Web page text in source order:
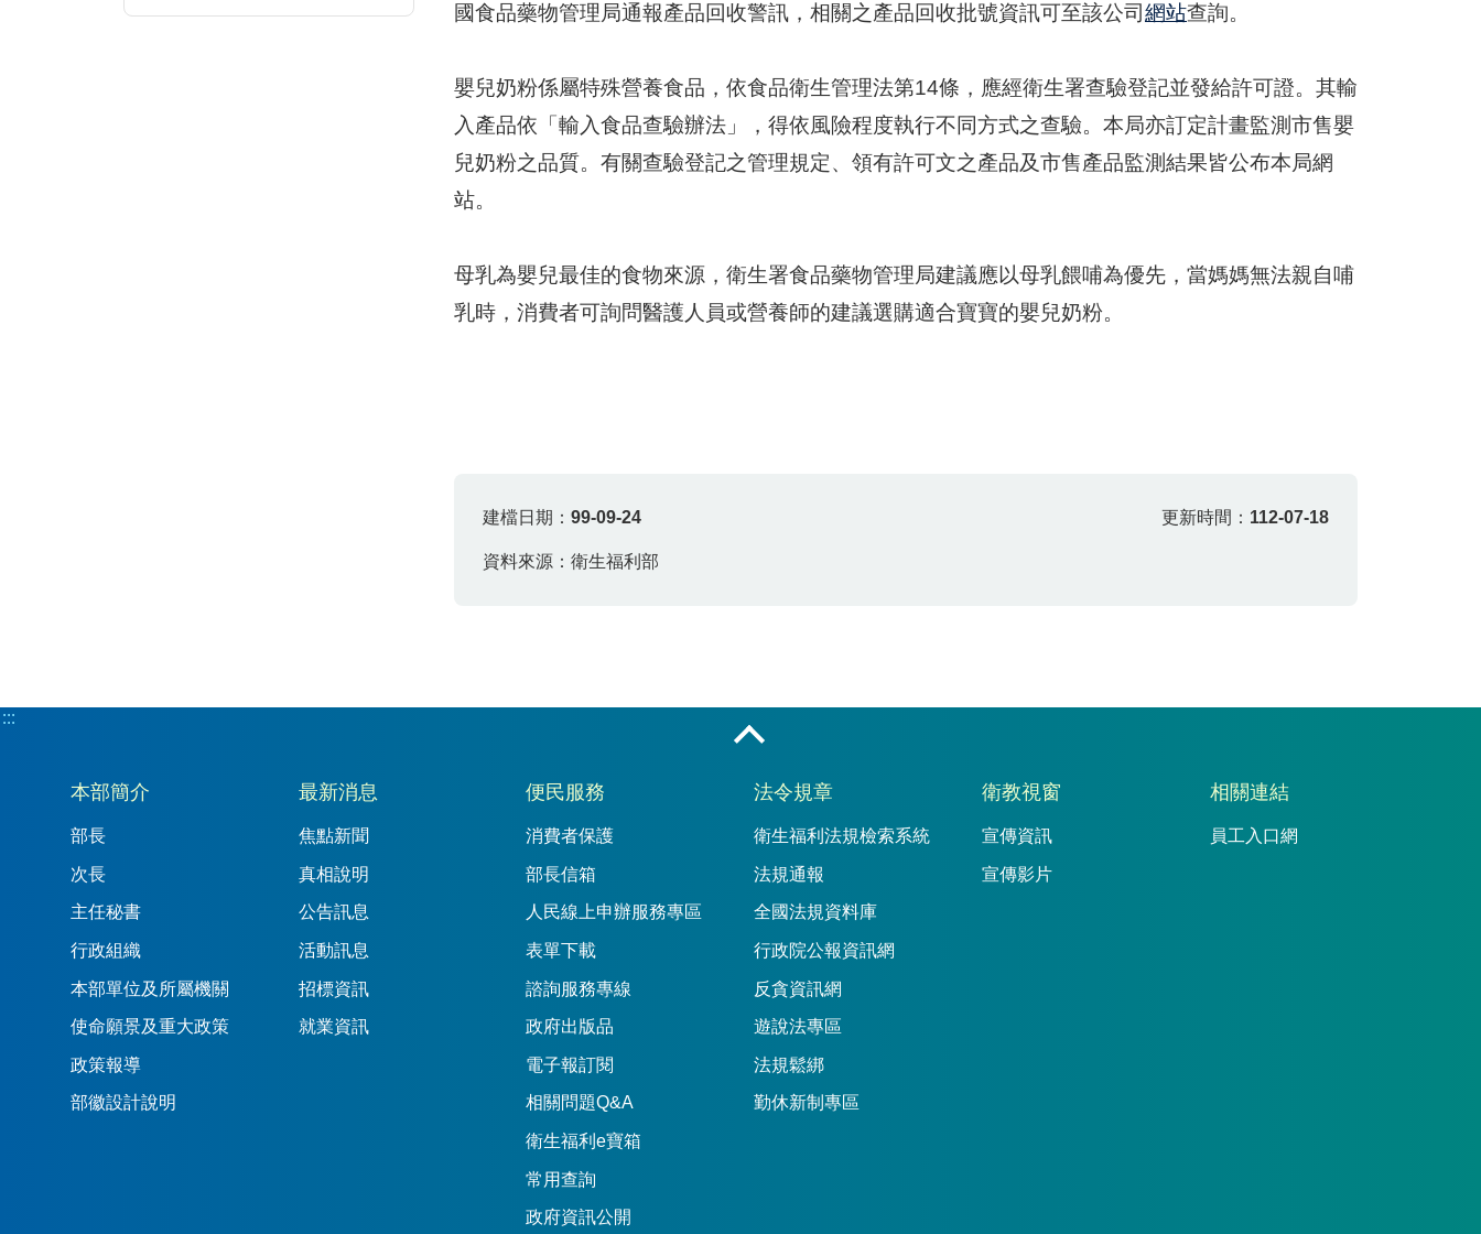
國食品藥物管理局通報產品回收警訊，相關之產品回收批號資訊可至該公司網站查詢。
嬰兒奶粉係屬特殊營養食品，依食品衛生管理法第14條，應經衛生署查驗登記並發給許可證。其輸
入產品依「輸入食品查驗辦法」，得依風險程度執行不同方式之查驗。本局亦訂定計畫監測市售嬰
兒奶粉之品質。有關查驗登記之管理規定、領有許可文之產品及市售產品監測結果皆公布本局網
站。
母乳為嬰兒最佳的食物來源，衛生署食品藥物管理局建議應以母乳餵哺為優先，當媽媽無法親自哺
乳時，消費者可詢問醫護人員或營養師的建議選購適合寶寶的嬰兒奶粉。
建檔日期：99-09-24 更新時間： 112-07-18
資料來源：衛生福利部
:::
:::
本部簡介
部長
次長
主任秘書
行政組織
本部單位及所屬機關
使命願景及重大政策
政策報導
部徽設計說明
最新消息
焦點新聞
真相說明
公告訊息
活動訊息
招標資訊
就業資訊
便民服務
消費者保護
部長信箱
人民線上申辦服務專區
表單下載
諮詢服務專線
政府出版品
電子報訂閱
相關問題Q&A
衛生福利e寶箱
常用查詢
政府資訊公開
法令規章
衛生福利法規檢索系統
法規通報
全國法規資料庫
行政院公報資訊網
反貪資訊網
遊說法專區
法規鬆綁
勤休新制專區
衛教視窗
宣傳資訊
宣傳影片
相關連結
員工入口網